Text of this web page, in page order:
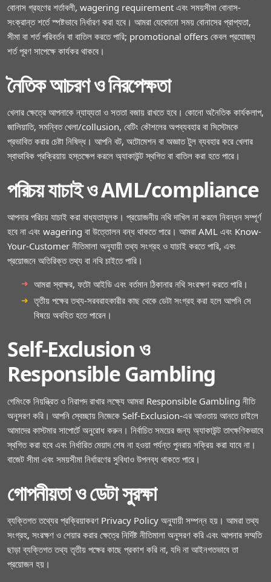
বোনাস গ্রহণের শর্তাবলী, wagering requirement এবং সময়সীমা বোনাস-
সংক্রান্ত শর্তে স্পষ্টভাবে নির্ধারণ করা হবে। আমরা যেকোনো সময় বোনাসের প্রাপ্যতা,
সীমা বা শর্ত পরিবর্তন বা বাতিল করতে পারি; promotional offers কেবল প্রযোজ্য
শর্ত পূরণ সাপেক্ষে কার্যকর থাকবে।
নৈতিক আচরণ ও নিরপেক্ষতা
খেলার ক্ষেত্রে আপনাকে ন্যায্যতা ও সততা বজায় রাখতে হবে। কোনো অনৈতিক কার্যকলাপ,
জালিয়াতি, সমন্বিত খেলা/collusion, বেটিং কৌশলের অপব্যবহার বা সিস্টেমকে
প্রভাবিত করার চেষ্টা নিষিদ্ধ। আপনি বট, অটোমেশন বা অজ্ঞাত টুল ব্যবহার করে খেলার
স্বাভাবিক প্রক্রিয়ায় হস্তক্ষেপ করলে অ্যাকাউন্ট স্থগিত বা বাতিল করা হতে পারে।
পরিচয় যাচাই ও AML/compliance
আপনার পরিচয় যাচাই করা বাধ্যতামূলক। প্রয়োজনীয় নথি দাখিল না করলে নিবন্ধন সম্পূর্ণ
হবে না এবং wagering বা উত্তোলন বন্ধ থাকতে পারে। আমরা AML এবং Know-
Your-Customer নীতিমালা অনুযায়ী তথ্য সংগ্রহ ও যাচাই করতে পারি, এবং
প্রয়োজনে অতিরিক্ত তথ্য বা নথি চাইতে পারি।
আমরা স্বাক্ষর, ফটো আইডি এবং বর্তমান ঠিকানার নথি সংরক্ষণ করতে পারি।
তৃতীয় পক্ষের তথ্য-সরবরাহকারীর কাছ থেকে ডেটা সংগ্রহ করা হলে আপনি সে
বিষয়ে অবহিত হতে পারেন।
Self-Exclusion ও
Responsible Gambling
গেমিংকে নিয়ন্ত্রিত ও নিরাপদ রাখার লক্ষ্যে আমরা Responsible Gambling নীতি
অনুসরণ করি। আপনি স্বেচ্ছায় নিজেকে Self-Exclusion-এর আওতায় আনতে চাইলে
আমাদের কাস্টমার সাপোর্টে অনুরোধ করুন। নির্বাচিত সময়ের জন্য অ্যাকাউন্ট তাৎক্ষণিকভাবে
স্থগিত করা হবে এবং নির্ধারিত মেয়াদ শেষ না হওয়া পর্যন্ত পুনরায় সক্রিয় করা যাবে না।
বাজেট সীমা এবং সময়সীমা নির্ধারণের সুবিধাও উপলব্ধ থাকতে পারে।
গোপনীয়তা ও ডেটা সুরক্ষা
ব্যক্তিগত তথ্যের প্রক্রিয়াকরণ Privacy Policy অনুযায়ী সম্পন্ন হয়। আমরা তথ্য
সংগ্রহ, সংরক্ষণ ও শেয়ার করার ক্ষেত্রে নির্দিষ্ট নীতিমালা অনুসরণ করি এবং আপনার সম্মতি
ছাড়া ব্যক্তিগত তথ্য তৃতীয় পক্ষের কাছে প্রকাশ করি না, যদি না আইনগতভাবে তা
প্রয়োজন হয়।